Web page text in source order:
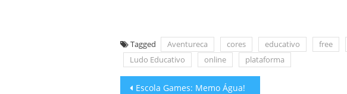
Tagged Aventureca cores educativo free
Ludo Educativo
online plataforma
Escola Games: Memo Água!